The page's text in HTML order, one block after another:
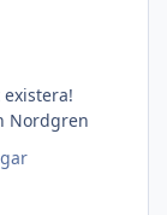
Nordgren